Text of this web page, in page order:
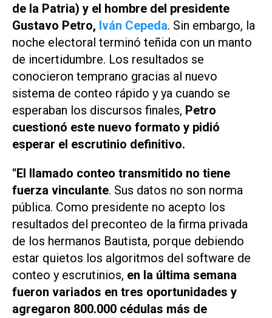
de la Patria) y el hombre del presidente
Gustavo Petro, Iván Cepeda. Sin embargo, la
noche electoral terminó teñida con un manto
de incertidumbre. Los resultados se
conocieron temprano gracias al nuevo
sistema de conteo rápido y ya cuando se
esperaban los discursos finales, Petro
cuestionó este nuevo formato y pidió
esperar el escrutinio definitivo.
"El llamado conteo transmitido no tiene
fuerza vinculante. Sus datos no son norma
pública. Como presidente no acepto los
resultados del preconteo de la firma privada
de los hermanos Bautista, porque debiendo
estar quietos los algoritmos del software de
conteo y escrutinios, en la última semana
fueron variados en tres oportunidades y
agregaron 800.000 cédulas más de